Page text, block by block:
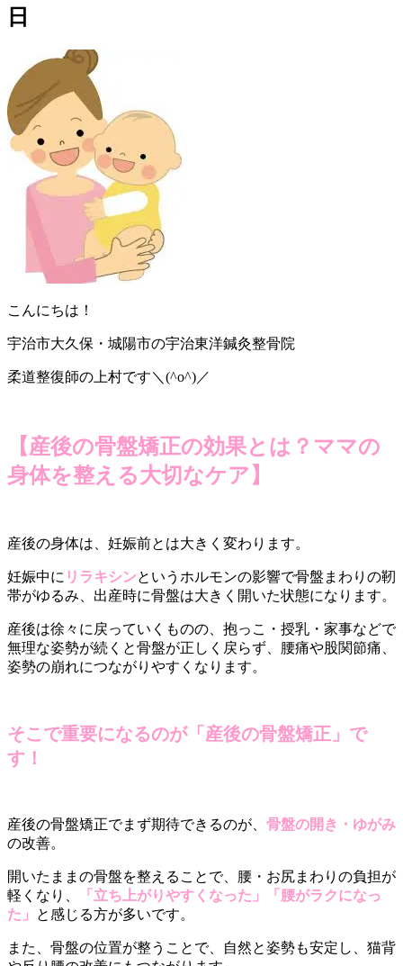
日
こんにちは！
宇治市大久保・城陽市の宇治東洋鍼灸整骨院
柔道整復師の上村です＼(^o^)／
【産後の骨盤矯正の効果とは？ママの
身体を整える大切なケア】
産後の身体は、妊娠前とは大きく変わります。
妊娠中に リラキシンというホルモンの影響で骨盤まわりの靭
帯がゆるみ、出産時に骨盤は大きく開いた状態になります。
産後は徐々に戻っていくものの、抱っこ・授乳・家事などで
無理な姿勢が続くと骨盤が正しく戻らず、腰痛や股関節痛、
姿勢の崩れにつながりやすくなります。
そこで重要になるのが「産後の骨盤矯正」で
す！
産後の骨盤矯正でまず期待できるのが、 骨盤の開き・ゆがみ
の改善。
開いたままの骨盤を整えることで、腰・お尻まわりの負担が
軽くなり、
「立ち上がりやすくなった」「腰がラクになっ
た」
と感じる方が多いです。
また、骨盤の位置が整うことで、自然と姿勢も安定し、猫背